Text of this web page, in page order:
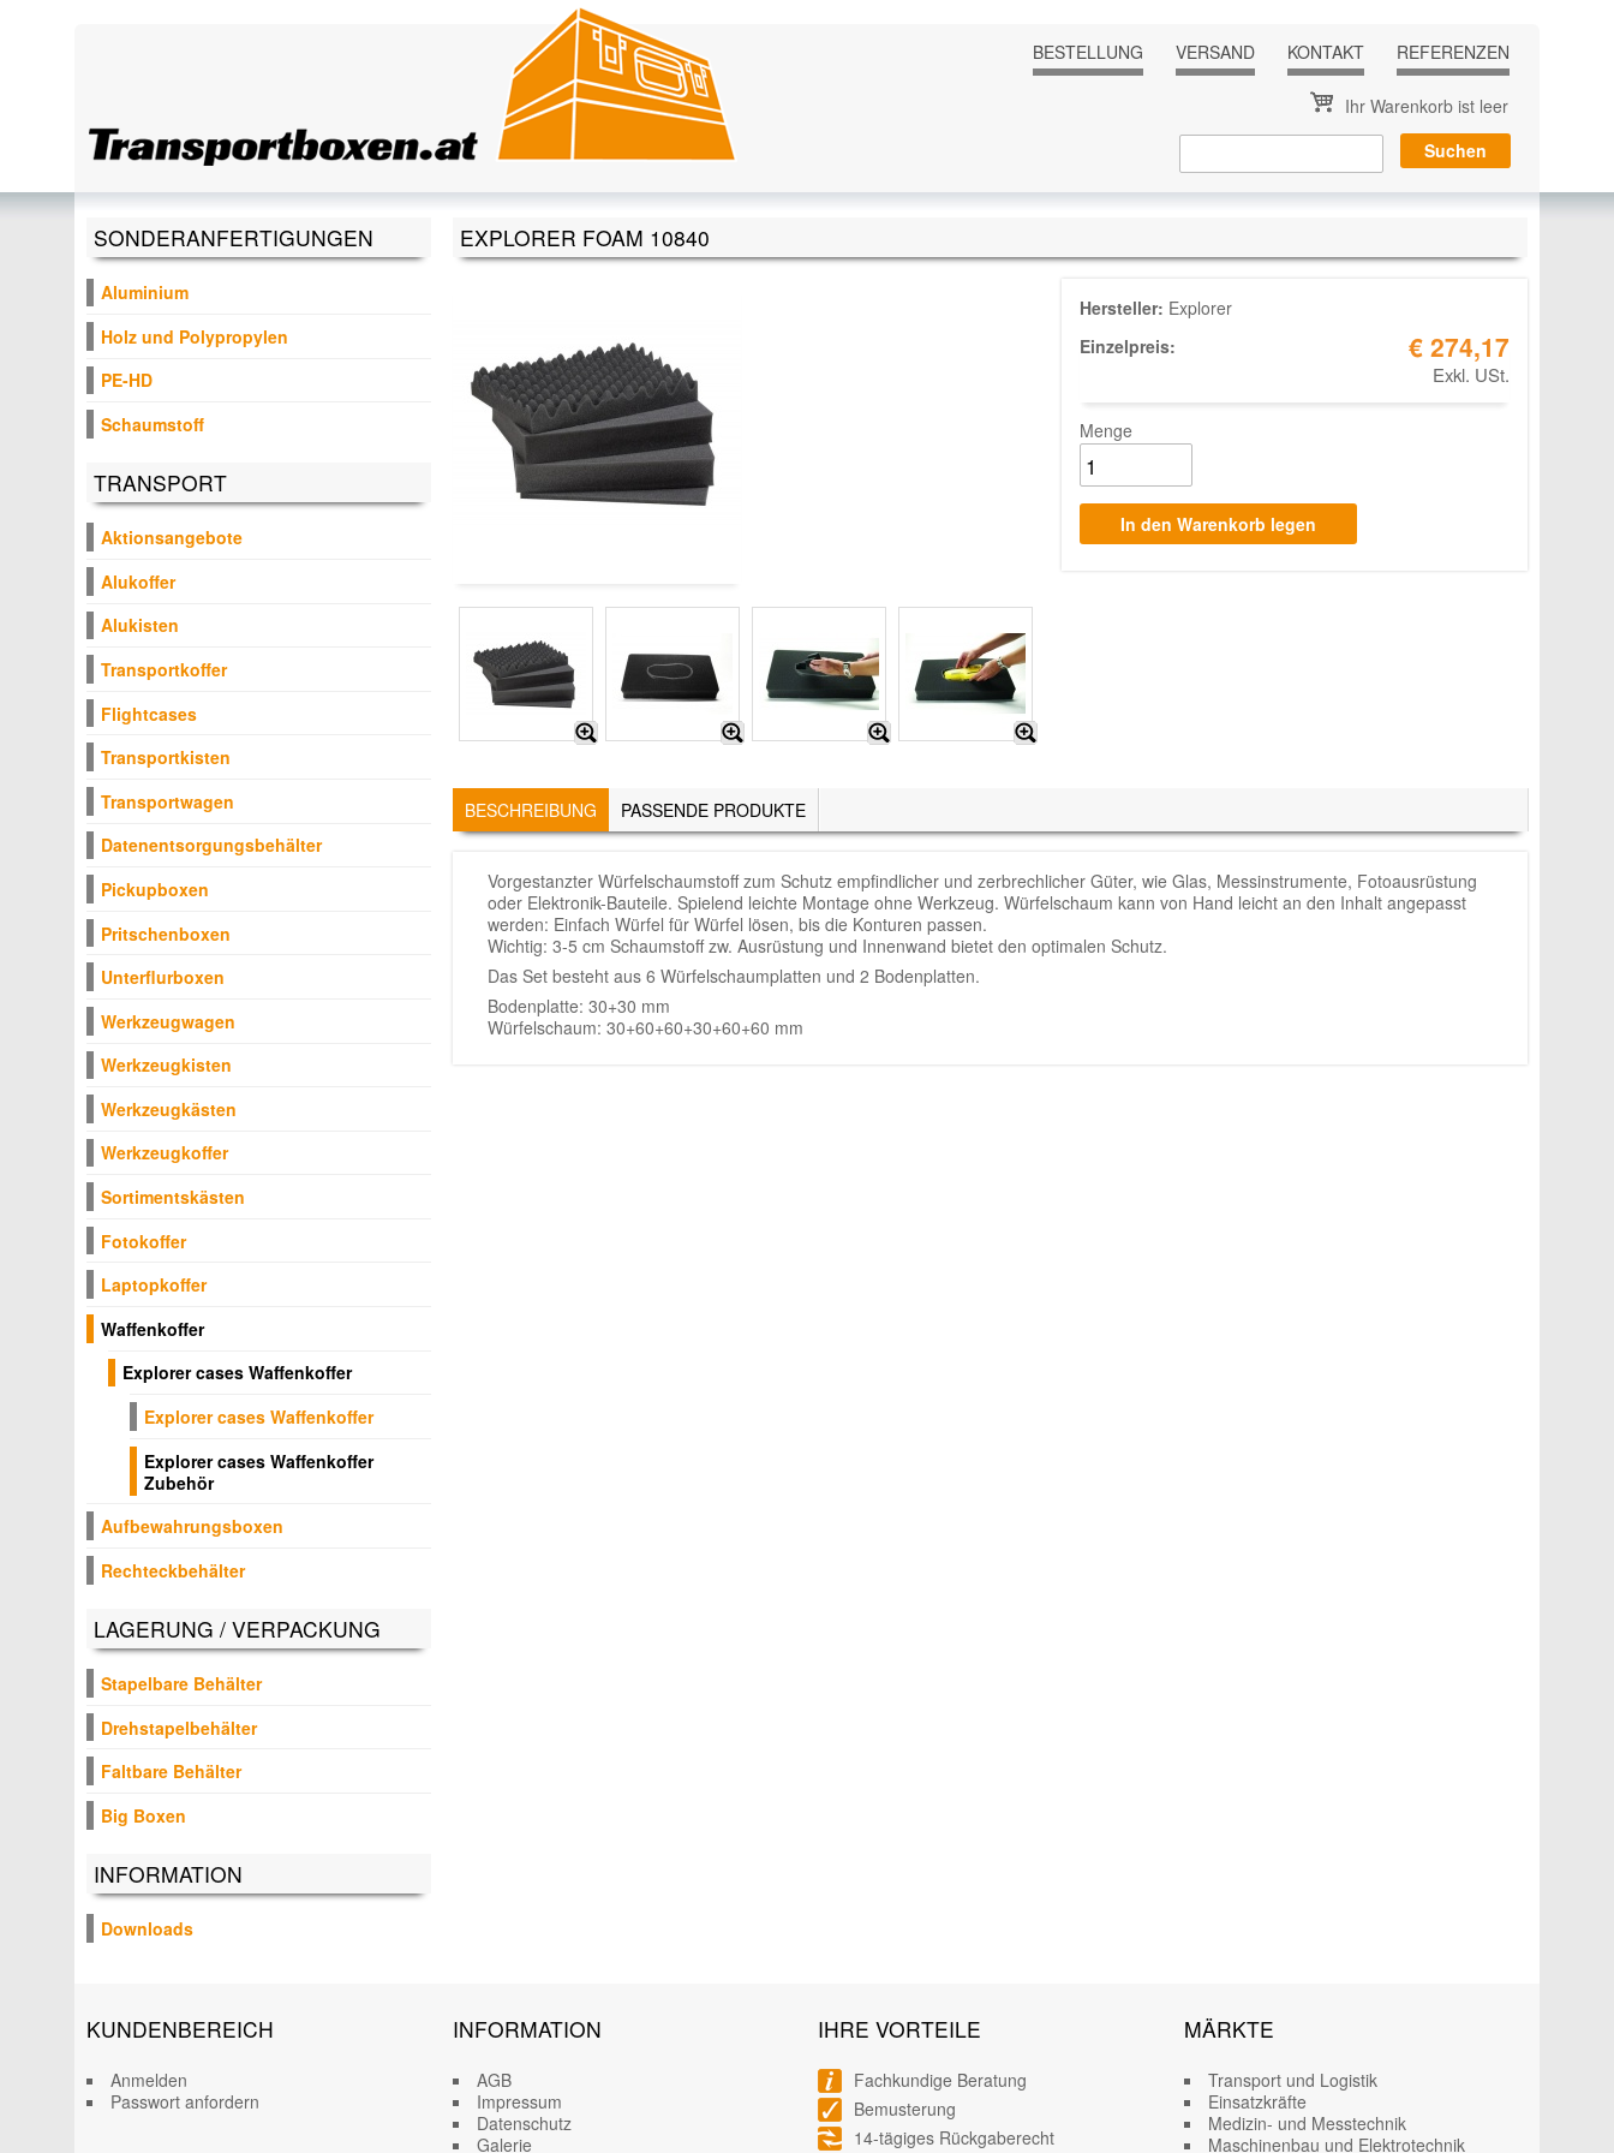
BESTELLUNG
VERSAND KONTAKT REFERENZEN
Ihr Warenkorb ist leer
EXPLORER FOAM 10840
Hersteller: Explorer
Einzelpreis:
€ 274,17
Exkl. USt.
Menge
TABS
BESCHREIBUNG (AKTIVER
REITER)
PASSENDE PRODUKTE
Vorgestanzter Würfelschaumstoff zum Schutz empfindlicher und zerbrechlicher Güter, wie Glas, Messinstrumente, Fotoausrüstung
oder Elektronik-Bauteile. Spielend leichte Montage ohne Werkzeug. Würfelschaum kann von Hand leicht an den Inhalt angepasst
werden: Einfach Würfel für Würfel lösen, bis die Konturen passen.
Wichtig: 3-5 cm Schaumstoff zw. Ausrüstung und Innenwand bietet den optimalen Schutz.
Das Set besteht aus 6 Würfelschaumplatten und 2 Bodenplatten.
Bodenplatte: 30+30 mm
Würfelschaum: 30+60+60+30+60+60 mm
SONDERANFERTIGUNGEN
Aluminium
Holz und Polypropylen
PE-HD
Schaumstoff
TRANSPORT
Aktionsangebote
Alukoffer
Alukisten
Transportkoffer
Flightcases
Transportkisten
Transportwagen
Datenentsorgungsbehälter
Pickupboxen
Pritschenboxen
Unterflurboxen
Werkzeugwagen
Werkzeugkisten
Werkzeugkästen
Werkzeugkoffer
Sortimentskästen
Fotokoffer
Laptopkoffer
Waffenkoffer
Explorer cases Waffenkoffer
Explorer cases Waffenkoffer
Explorer cases Waffenkoffer
Zubehör
Aufbewahrungsboxen
Rechteckbehälter
LAGERUNG / VERPACKUNG
Stapelbare Behälter
Drehstapelbehälter
Faltbare Behälter
Big Boxen
INFORMATION
Downloads
KUNDENBEREICH
Anmelden
Passwort anfordern
INFORMATION
AGB
Impressum
Datenschutz
Galerie
IHRE VORTEILE
Fachkundige Beratung
Bemusterung
14-tägiges Rückgaberecht
MÄRKTE
Transport und Logistik
Einsatzkräfte
Medizin- und Messtechnik
Maschinenbau und Elektrotechnik